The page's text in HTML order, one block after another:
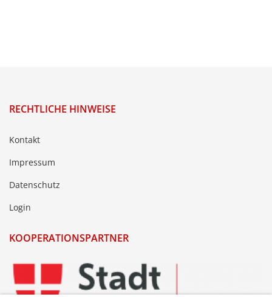
RECHTLICHE HINWEISE
Kontakt
Impressum
Datenschutz
Login
KOOPERATIONSPARTNER